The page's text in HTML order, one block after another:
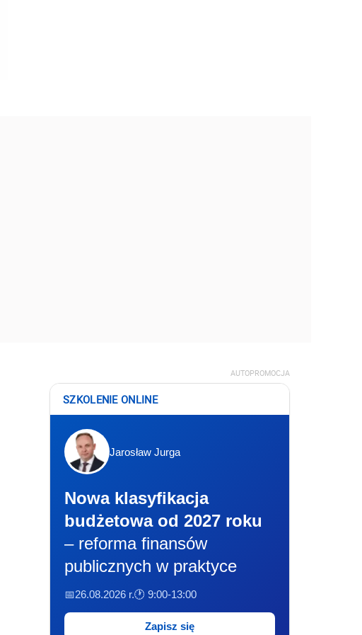
AUTOPROMOCJA
SZKOLENIE ONLINE
Jarosław Jurga
Nowa klasyfikacja
budżetowa od 2027 roku
– reforma finansów
publicznych w praktyce
📅26.08.2026 r.🕐 9:00-13:00
Zapisz się